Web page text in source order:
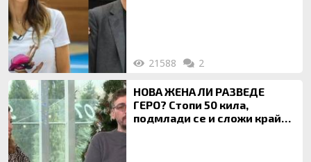
21588 2
НОВА ЖЕНА ЛИ РАЗВЕДЕ
ГЕРО? Стопи 50 кила,
подмлади се и сложи край